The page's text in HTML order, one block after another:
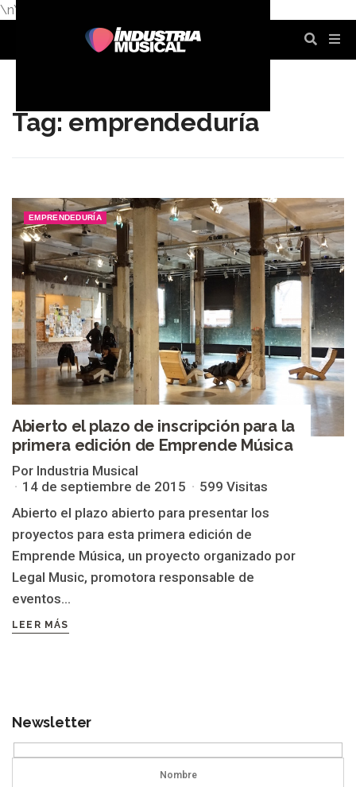
\n\n
Tag: emprendeduría
EMPRENDEDURÍA
Abierto el plazo de inscripción para la
primera edición de Emprende Música
Por Industria Musical
14 de septiembre de 2015
599 Visitas
Abierto el plazo abierto para presentar los
proyectos para esta primera edición de
Emprende Música, un proyecto organizado por
Legal Music, promotora responsable de
eventos...
LEER MÁS
Newsletter